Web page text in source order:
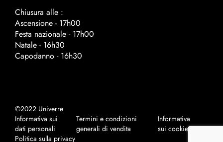
Chiusura alle :
Ascensione - 17h00
Festa nazionale - 17h00
Natale - 16h30
Capodanno - 16h30
©2022 Univerre
Informativa sui
dati personali
Termini e condizioni
generali di vendita
Informativa
sui cookies
Politica sulla privacy